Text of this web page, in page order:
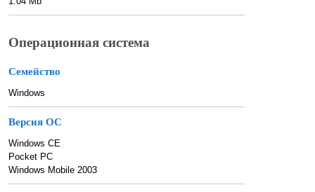
Операционная система
Семейство
Windows
Версия ОС
Windows CE
Pocket PC
Windows Mobile 2003